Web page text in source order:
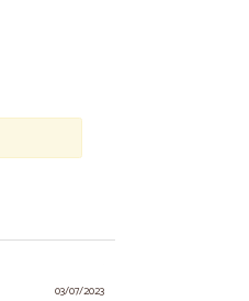
03/07/2023